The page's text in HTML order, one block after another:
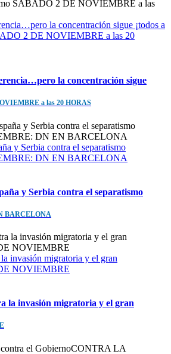
la concentración sigue ¡todos a
2 DE NOVIEMBRE a las 20
la concentración sigue
a las 20 HORAS
y Serbia contra el separatismo
DN EN BARCELONA
y Serbia contra el separatismo
BARCELONA
invasión migratoria y el gran
NOVIEMBRE
la invasión migratoria y el gran